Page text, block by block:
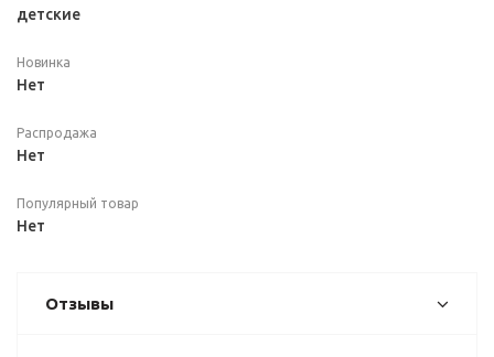
детские
Новинка
Нет
Распродажа
Нет
Популярный товар
Нет
Отзывы